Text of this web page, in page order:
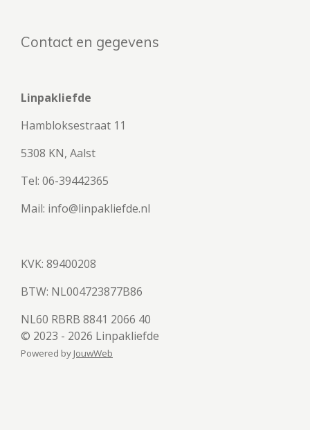
Contact en gegevens
Linpakliefde
Hambloksestraat 11
5308 KN, Aalst
Tel: 06-39442365
Mail: info@linpakliefde.nl
KVK: 89400208
BTW: NL004723877B86
NL60 RBRB 8841 2066 40
© 2023 - 2026 Linpakliefde
Powered by JouwWeb